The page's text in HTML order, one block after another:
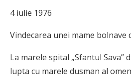
4 iulie 1976
Vindecarea unei mame bolnave
La marele spital „Sfantul Sava”
lupta cu marele dusman al